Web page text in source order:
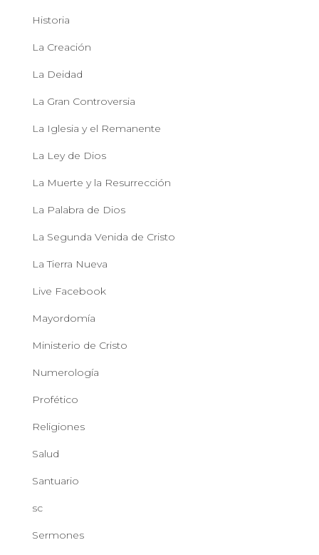
Historia
La Creación
La Deidad
La Gran Controversia
La Iglesia y el Remanente
La Ley de Dios
La Muerte y la Resurrección
La Palabra de Dios
La Segunda Venida de Cristo
La Tierra Nueva
Live Facebook
Mayordomía
Ministerio de Cristo
Numerología
Profético
Religiones
Salud
Santuario
sc
Sermones